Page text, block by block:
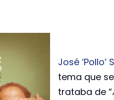
José ‘Pollo’
tema que
trataba de “